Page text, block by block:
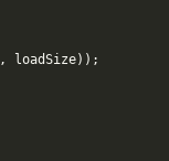
, loadSize) ) ;